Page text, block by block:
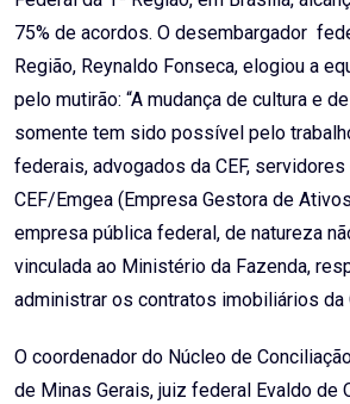
75% de acordos. O desembargador
Região, Reynaldo Fonseca, elogiou a
pelo mutirão: “A mudança de cultura e
somente tem sido possível pelo
federais, advogados da CEF,
CEF/Emgea (Empresa Gestora de
empresa pública federal, de natureza
vinculada ao Ministério da Fazenda,
administrar os contratos imobiliários da
O coordenador do Núcleo de
de Minas Gerais, juiz federal Evaldo de